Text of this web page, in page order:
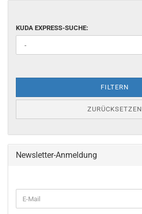
KUDA EXPRESS-SUCHE:
FILTERN
ZURÜCKSETZEN
Newsletter-Anmeldung